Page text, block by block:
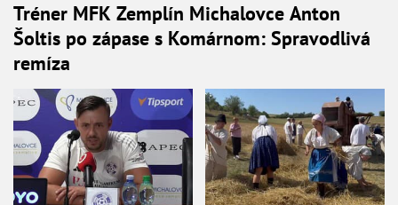
Tréner MFK Zemplín Michalovce Anton
Šoltis po zápase s Komárnom: Spravodlivá
remíza